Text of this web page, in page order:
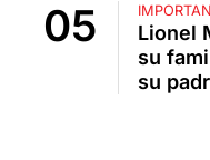
Lionel
su
su